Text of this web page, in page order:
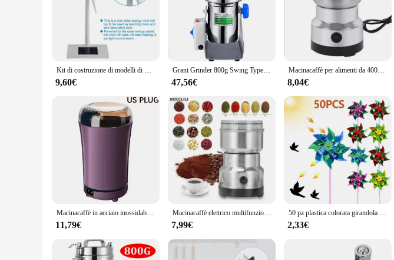
**Unmatched Reliability and Efficiency**
The fresa zekra endo is not just a generator; it's a testament to innovation and sustainability.
longevity and resilience in the face of harsh conditions. The sleek design and ergonomic
unmatched, providing a steady supply of energy without the need for constant maintenance.
**Versatile and User-Friendly**
The fresa zekra endo is designed for versatility, making it an ideal choice for a variety of
has got you covered. Its lightweight and compact design make it easy to transport, ensuring that
smooth installation, making it user-friendly for both professionals and DIY enthusiasts.
**Adaptable and Eco-Friendly**
As a supplier of fresa zekra endo sets, we understand the importance of eco-friendly energy
enduring alternative to traditional power sources, offering a sustainable way to meet your energy
areas to urban environments, making it a valuable asset for anyone looking to embrace renewable
Kit di costruzione di modelli di mulino a vento ad energia solare per bambini mulino a vento fai da te fattoria elettronica educativa decorare il giocattolo del mulino a vento elettronico
9,60€
Grani Grinder 800g Swing Type spezie Grinder Hebals cereali macinacaffè smerigliatrice per alimenti secchi frantoio ad alta velocità
47,56€
Macinacaffè per alimenti da 400W macinacaffè elettrico portatile per uso domestico legumi per fagioli rettificatrice per cereali da cucina in acciaio inossidabile
8,04€
Macinacaffè in acciaio inossidabile Noci Fagioli Grani Mulino Erbe Rettificatrice elettrica Macinazione multifunzionale di chicchi di caffè a casa
11,79€
Macinacaffè elettrico multifunzionale per la casa macinacaffè a quattro lame da cucina cereali noci fagioli spezie macinacaffè
7,99€
50 pz plastica colorata girandola colore misto partito fai da te prato mulino a vento decorativo filatori di vento per giardino cortile Decor giocattolo per bambini
2,33€